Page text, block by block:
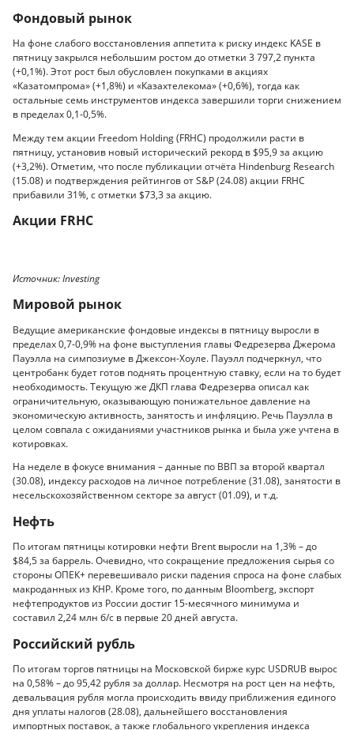
Фондовый рынок
На фоне слабого восстановления аппетита к риску индекс KASE в
пятницу закрылся небольшим ростом до отметки 3 797,2 пункта
(+0,1%). Этот рост был обусловлен покупками в акциях
«Казатомпрома» (+1,8%) и «Казахтелекома» (+0,6%), тогда как
остальные семь инструментов индекса завершили торги снижением
в пределах 0,1-0,5%.
Между тем акции Freedom Holding (FRHC) продолжили расти в
пятницу, установив новый исторический рекорд в $95,9 за акцию
(+3,2%). Отметим, что после публикации отчёта Hindenburg Research
(15.08) и подтверждения рейтингов от S&P (24.08) акции FRHC
прибавили 31%, с отметки $73,3 за акцию.
Акции FRHC
Источник: Investing
Мировой рынок
Ведущие американские фондовые индексы в пятницу выросли в
пределах 0,7-0,9% на фоне выступления главы Федрезерва Джерома
Пауэлла на симпозиуме в Джексон-Хоуле. Пауэлл подчеркнул, что
центробанк будет готов поднять процентную ставку, если на то будет
необходимость. Текущую же ДКП глава Федрезерва описал как
ограничительную, оказывающую понижательное давление на
экономическую активность, занятость и инфляцию. Речь Пауэлла в
целом совпала с ожиданиями участников рынка и была уже учтена в
котировках.
На неделе в фокусе внимания – данные по ВВП за второй квартал
(30.08), индексу расходов на личное потребление (31.08), занятости в
несельскохозяйственном секторе за август (01.09), и т.д.
Нефть
По итогам пятницы котировки нефти Brent выросли на 1,3% – до
$84,5 за баррель. Очевидно, что сокращение предложения сырья со
стороны ОПЕК+ перевешивало риски падения спроса на фоне слабых
макроданных из КНР. Кроме того, по данным Bloomberg, экспорт
нефтепродуктов из России достиг 15-месячного минимума и
составил 2,24 млн б/с в первые 20 дней августа.
Российский рубль
По итогам торгов пятницы на Московской бирже курс USDRUB вырос
на 0,58% – до 95,42 рубля за доллар. Несмотря на рост цен на нефть,
девальвация рубля могла происходить ввиду приближения единого
дня уплаты налогов (28.08), дальнейшего восстановления
импортных поставок, а также глобального укрепления индекса